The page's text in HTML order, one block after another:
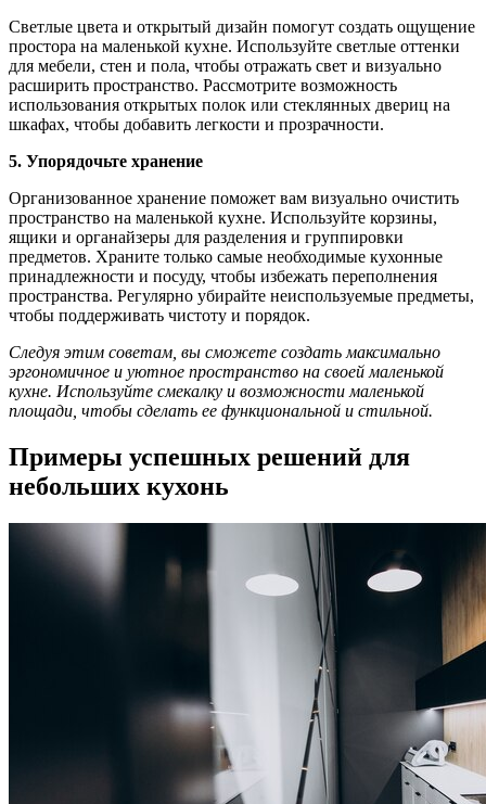
Светлые цвета и открытый дизайн помогут создать ощущение
простора на маленькой кухне. Используйте светлые оттенки
для мебели, стен и пола, чтобы отражать свет и визуально
расширить пространство. Рассмотрите возможность
использования открытых полок или стеклянных двериц на
шкафах, чтобы добавить легкости и прозрачности.
5. Упорядочьте хранение
Организованное хранение поможет вам визуально очистить
пространство на маленькой кухне. Используйте корзины,
ящики и органайзеры для разделения и группировки
предметов. Храните только самые необходимые кухонные
принадлежности и посуду, чтобы избежать переполнения
пространства. Регулярно убирайте неиспользуемые предметы,
чтобы поддерживать чистоту и порядок.
Следуя этим советам, вы сможете создать максимально
эргономичное и уютное пространство на своей маленькой
кухне. Используйте смекалку и возможности маленькой
площади, чтобы сделать ее функциональной и стильной.
Примеры успешных решений для
небольших кухонь